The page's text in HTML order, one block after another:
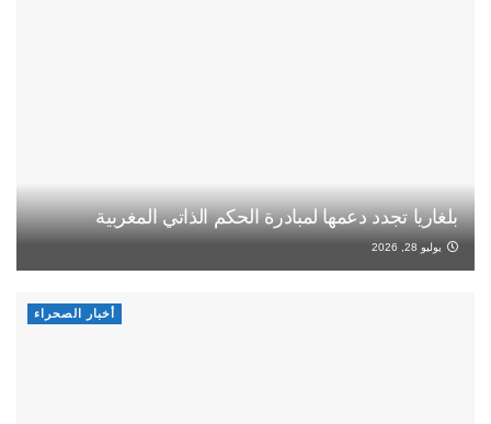
بلغاريا تجدد دعمها لمبادرة الحكم الذاتي المغربية
يوليو 28, 2026
أخبار الصحراء